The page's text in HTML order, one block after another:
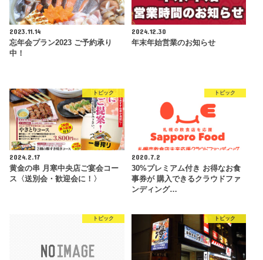
2023.11.14
忘年会プラン2023 ご予約承り
中！
2024.12.30
年末年始営業のお知らせ
トピック
2024.2.17
黄金の串 月寒中央店ご宴会コー
ス〈送別会・歓迎会に！〉
トピック
2020.7.2
30%プレミアム付き お得なお食
事券が 購入できるクラウドファ
ンディング…
トピック トピック